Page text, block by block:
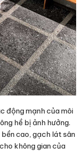
động mạnh của môi
hề bị ảnh hưởng.
cao, gạch lát sân
không gian của